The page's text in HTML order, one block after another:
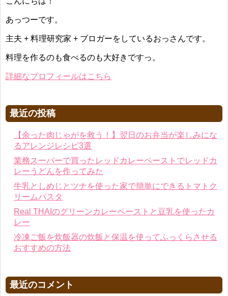
あっつーです。
主夫 + 料理研究家 + ブロガーをしているおっさんです。
料理を作るのも食べるのも大好きですっ。
詳細なプロフィールはこちら
最近の投稿
【余った肉じゃがを救う！】翌日のお弁当が楽しみにな
るアレンジレシピ3選
業務スーパーで買ったレッドカレーペーストでレッドカ
レーうどんを作ってみた
牛乳としめじとツナを使った家で簡単にできるトマトク
リームパスタ
Real THAIのグリーンカレーペーストと豆乳を使ったカ
レー
冷凍ご飯を炊飯器の炊飯と保温を使ってふっくらさせる
おすすめの方法
最近のコメント